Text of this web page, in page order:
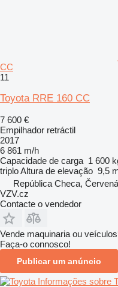
CC
11
Toyota RRE 160 CC
7 600 €
Empilhador retráctil
2017
6 861 m/h
Capacidade de carga 1 600
triploAltura de elevação 9,5
República Checa,
VZV.cz
Contacte o vendedor
Vende maquinaria ou
Faça-o connosco!
Publicar um anúncio
Informações sobre